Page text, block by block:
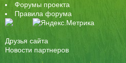
Форумы проекта
Правила форума
Друзья сайта
Новости партнеров